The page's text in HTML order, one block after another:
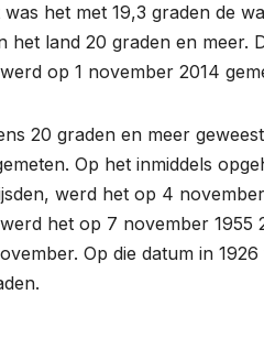
was het met 19,3 graden de
het land 20 graden en
op 1 november 2014
20 graden en meer
Op het inmiddels
werd het op 4
het op 7 november 1955
Op die datum in